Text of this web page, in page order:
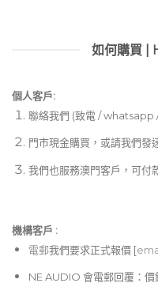
如何購買 |
個人客戶:
聯絡我們 (致電 / whatsapp
門市現金購買，或請我們發
我們也服務澳門客戶，可付
機構客戶 :​
電郵我們要求正式報價 [
NE AUDIO 會電郵回覆：